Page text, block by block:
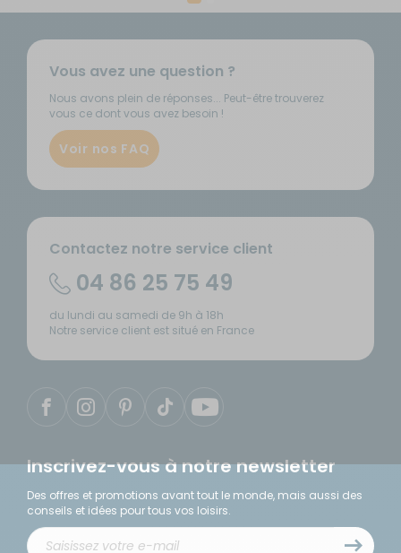
Vous avez une question ?
Nous avons plein de réponses... Peut-être trouverez
vous ce dont vous avez besoin !
Voir nos FAQ
Contactez notre service client
04 86 25 75 49
du lundi au samedi de 9h à 18h
Notre service client est situé en France
Inscrivez-vous à notre newsletter
Des offres et promotions avant tout le monde, mais aussi des
conseils et idées pour tous vos loisirs.